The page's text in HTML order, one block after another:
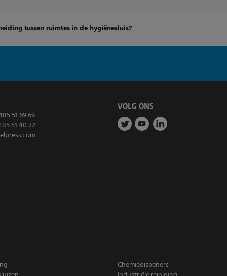
tussen ruimtes in de hygiënesluis?
51 69 69
51 40 22
VOLG ONS
Chemiedispeners